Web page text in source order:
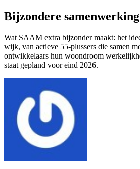
Bijzondere samenwerking
Wat SAAM extra bijzonder maakt: het
wijk, van actieve 55-plussers die samen
ontwikkelaars hun woondroom
staat gepland voor eind 2026.